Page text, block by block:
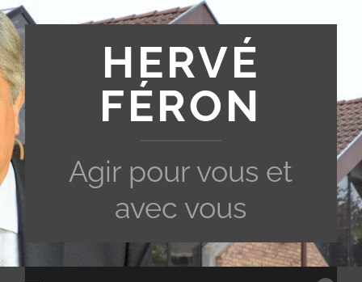
HERVÉ
FÉRON
Agir pour vous et
avec vous